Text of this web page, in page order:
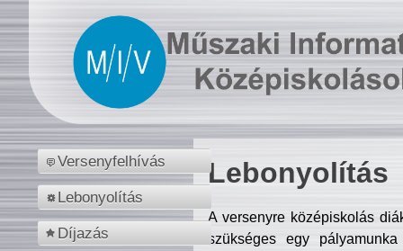
Versenyfelhívás
Lebonyolítás
Díjazás
Lebonyolítás
A versenyre középiskolás
szükséges egy